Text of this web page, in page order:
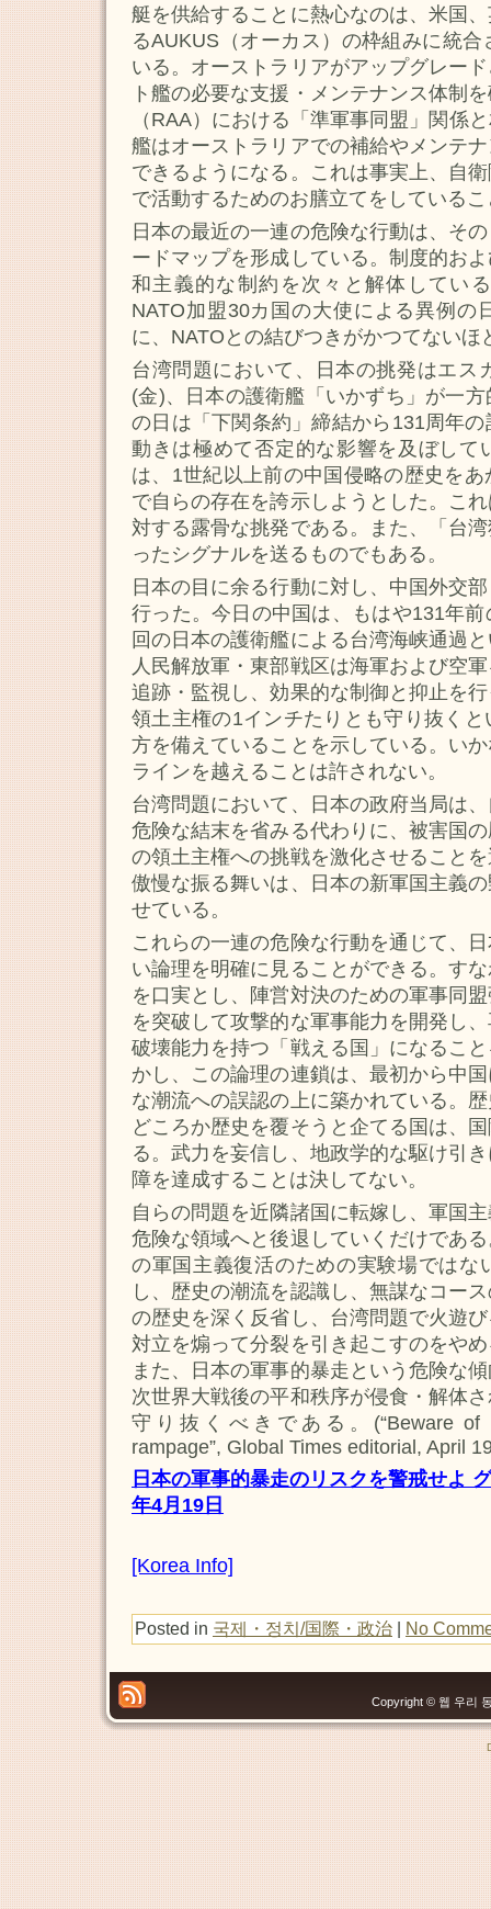
艇を供給することに熱心なのは、米国
るAUKUS（オーカス）の枠組みに統
いる。オーストラリアがアップグレー
ト艦の必要な支援・メンテナンス体制
（RAA）における「準軍事同盟」関係
艦はオーストラリアでの補給やメンテ
できるようになる。これは事実上、自
で活動するためのお膳立てをしている
日本の最近の一連の危険な行動は、そ
ードマップを形成している。制度的お
和主義的な制約を次々と解体してい
NATO加盟30カ国の大使による異例の
に、NATOとの結びつきがかつてないほ
台湾問題において、日本の挑発はエス
(金)、日本の護衛艦「いかずち」が一
の日は「下関条約」締結から131周年
動きは極めて否定的な影響を及ぼして
は、1世紀以上前の中国侵略の歴史を
で自らの存在を誇示しようとした。こ
対する露骨な挑発である。また、「台
ったシグナルを送るものでもある。
日本の目に余る行動に対し、中国外交
行った。今日の中国は、もはや131年
回の日本の護衛艦による台湾海峡通過
人民解放軍・東部戦区は海軍および空
追跡・監視し、効果的な制御と抑止を
領土主権の1インチたりとも守り抜く
方を備えていることを示している。い
ラインを越えることは許されない。
台湾問題において、日本の政府当局は
危険な結末を省みる代わりに、被害国
の領土主権への挑戦を激化させること
傲慢な振る舞いは、日本の新軍国主義
せている。
これらの一連の危険な行動を通じて、
い論理を明確に見ることができる。す
を口実とし、陣営対決のための軍事同
を突破して攻撃的な軍事能力を開発し
破壊能力を持つ「戦える国」になるこ
かし、この論理の連鎖は、最初から中
な潮流への誤認の上に築かれている。
どころか歴史を覆そうと企てる国は、
る。武力を妄信し、地政学的な駆け引
障を達成することは決してない。
自らの問題を近隣諸国に転嫁し、軍国
危険な領域へと後退していくだけであ
の軍国主義復活のための実験場ではな
し、歴史の潮流を認識し、無謀なコー
の歴史を深く反省し、台湾問題で火遊
対立を煽って分裂を引き起こすのをや
また、日本の軍事的暴走という危険な
次世界大戦後の平和秩序が侵食・解体
守り抜くべきである。(“Beware of
rampage”, Global Times editorial, April
日本の軍事的暴走のリスクを警戒せよ
年4月19日
[Korea Info]
Posted in 국제・정치/国際・政治 | No
Copyright © 웹 우리